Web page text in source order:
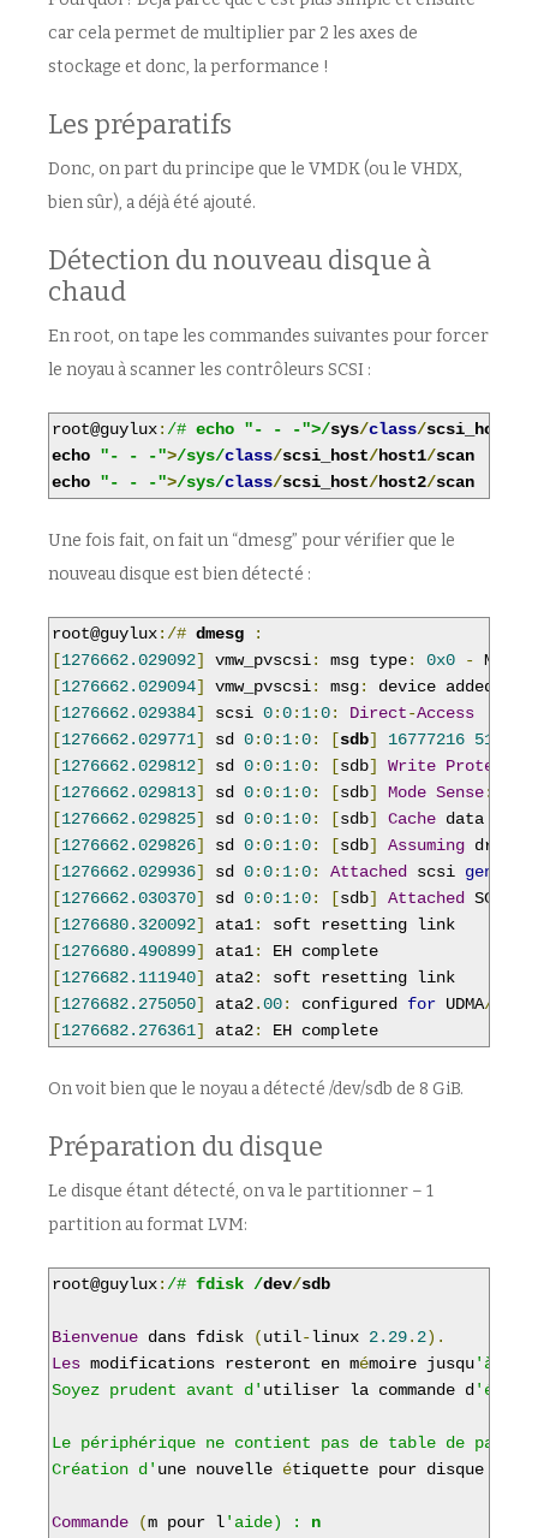
car cela permet de multiplier par 2 les axes de
stockage et donc, la performance !
Les préparatifs
Donc, on part du principe que le VMDK (ou le VHDX,
bien sûr), a déjà été ajouté.
Détection du nouveau disque à
chaud
En root, on tape les commandes suivantes pour forcer
le noyau à scanner les contrôleurs SCSI :
root@guylux: /# echo "- - -">/sys/class/scsi_host
echo "- - -">/sys/class/scsi_host/host1/scan
echo "- - -">/sys/class/scsi_host/host2/scan
Une fois fait, on fait un “dmesg” pour vérifier que le
nouveau disque est bien détecté :
root@guylux:/# dmesg
:
[1276662.029092] vmw_pvscsi: msg type: 0x0 - MSG
[1276662.029094] vmw_pvscsi: msg:
device added at
[1276662.029384] scsi 0:0: 1:0: Direct-Access
[1276662.029771] sd 0:0: 1:0: [sdb] 16777216 512
[1276662.029812] sd 0:0: 1:0: [sdb] Write Protect
[1276662.029813] sd 0:0: 1:0: [sdb] Mode Sense:
[1276662.029825] sd 0:0: 1:0: [sdb]
Cache
[1276662.029826] sd 0:0: 1:0: [sdb] Assuming drive
[1276662.029936] sd 0:0: 1:0: Attached scsi generic
[1276662.030370] sd 0:0: 1:0: [sdb]
Attached
[1276680.320092] ata1:
[1276680.490899] ata1:
[1276682.111940] ata2:
[1276682.275050] ata2.00: configured for UDMA/
[1276682.276361] ata2: EH complete
On voit bien que le noyau a détecté /dev/sdb de 8 GiB.
Préparation du disque
Le disque étant détecté, on va le partitionner – 1
partition au format LVM:
root@guylux: /# fdisk /dev/sdb
Bienvenue dans fdisk (util-linux 2.29. 2).
Les modifications resteront en mémoire jusqu'à
Soyez prudent avant d' utiliser la commande d
Le périphérique ne contient pas de table de
Création d' une nouvelle étiquette pour disque de
Commande (m pour l'aide) : n